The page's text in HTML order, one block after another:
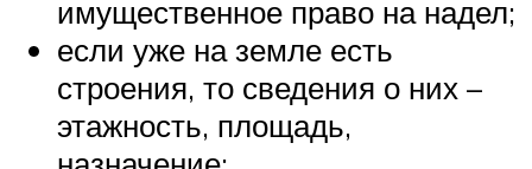
имущественное право на надел;
если уже на земле есть
строения, то сведения о них –
этажность, площадь,